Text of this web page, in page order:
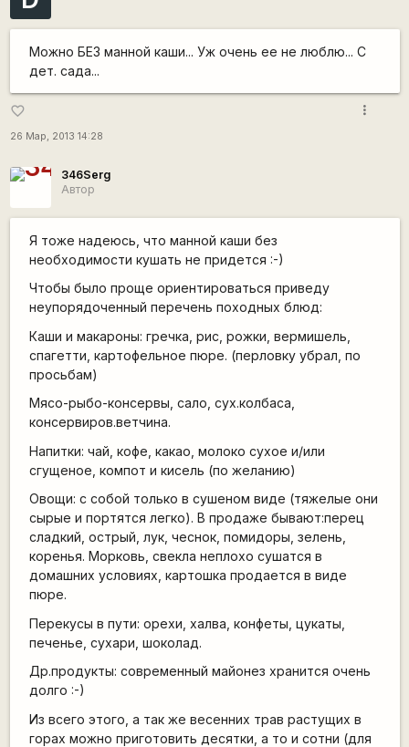
Можно БЕЗ манной каши... Уж очень ее не люблю... С
дет. сада...
favorite_border
26 Мар, 2013 14:28
more_vert
346Serg
Автор
Я тоже надеюсь, что манной каши без
необходимости кушать не придется :-)
Чтобы было проще ориентироваться приведу
неупорядоченный перечень походных блюд:
Каши и макароны: гречка, рис, рожки, вермишель,
спагетти, картофельное пюре. (перловку убрал, по
просьбам)
Мясо-рыбо-консервы, сало, сух.колбаса,
консервиров.ветчина.
Напитки: чай, кофе, какао, молоко сухое и/или
сгущеное, компот и кисель (по желанию)
Овощи: с собой только в сушеном виде (тяжелые они
сырые и портятся легко). В продаже бывают:перец
сладкий, острый, лук, чеснок, помидоры, зелень,
коренья. Морковь, свекла неплохо сушатся в
домашних условиях, картошка продается в виде
пюре.
Перекусы в пути: орехи, халва, конфеты, цукаты,
печенье, сухари, шоколад.
Др.продукты: современный майонез хранится очень
долго :-)
Из всего этого, а так же весенних трав растущих в
горах можно приготовить десятки, а то и сотни (для